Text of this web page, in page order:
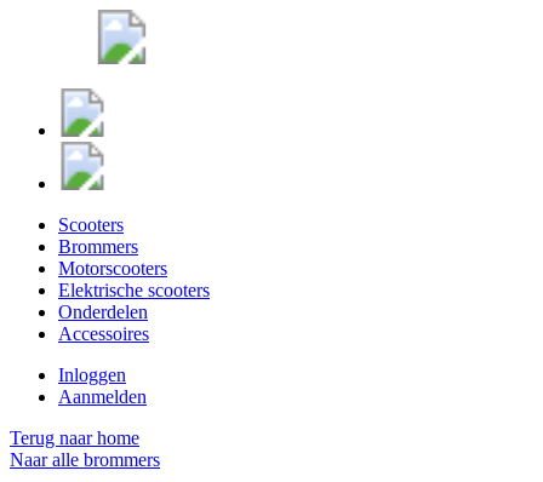
Scooters
Brommers
Motorscooters
Elektrische scooters
Onderdelen
Accessoires
Inloggen
Aanmelden
Terug naar home
Naar alle brommers